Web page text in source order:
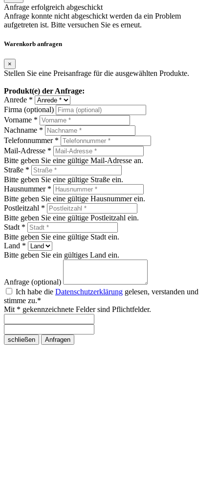
Anfrage erfolgreich abgeschickt
Anfrage konnte nicht abgeschickt werden da ein Problem
aufgetreten ist. Bitte versuchen Sie es erneut.
Warenkorb anfragen
×
Stellen Sie eine Preisanfrage für die ausgewählten Produkte.
Produkt(e) der Anfrage:
Anrede *
Firma (optional)
Vorname *
Nachname *
Telefonnummer *
Mail-Adresse *
Bitte geben Sie eine gültige Mail-Adresse an.
Straße *
Bitte geben Sie eine gültige Straße ein.
Hausnummer *
Bitte geben Sie eine gültige Hausnummer ein.
Postleitzahl *
Bitte geben Sie eine gültige Postleitzahl ein.
Stadt *
Bitte geben Sie eine gültige Stadt ein.
Land *
Bitte geben Sie ein gültiges Land ein.
Anfrage (optional)
Ich habe die Datenschutzerklärung gelesen, verstanden und
stimme zu.*
Mit * gekennzeichnete Felder sind Pflichtfelder.
schließen Anfragen